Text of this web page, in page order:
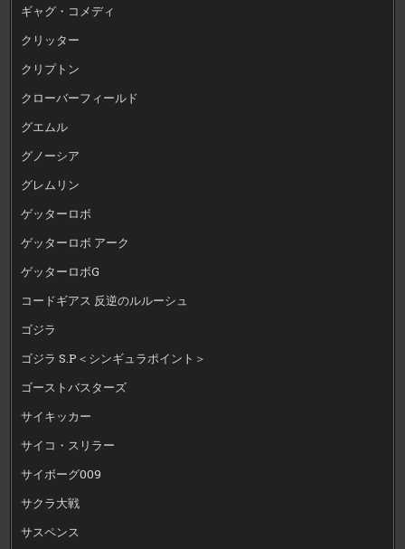
ギャグ・コメディ
クリッター
クリプトン
クローバーフィールド
グエムル
グノーシア
グレムリン
ゲッターロボ
ゲッターロボ アーク
ゲッターロボG
コードギアス 反逆のルルーシュ
ゴジラ
ゴジラ S.P＜シンギュラポイント＞
ゴーストバスターズ
サイキッカー
サイコ・スリラー
サイボーグ009
サクラ大戦
サスペンス